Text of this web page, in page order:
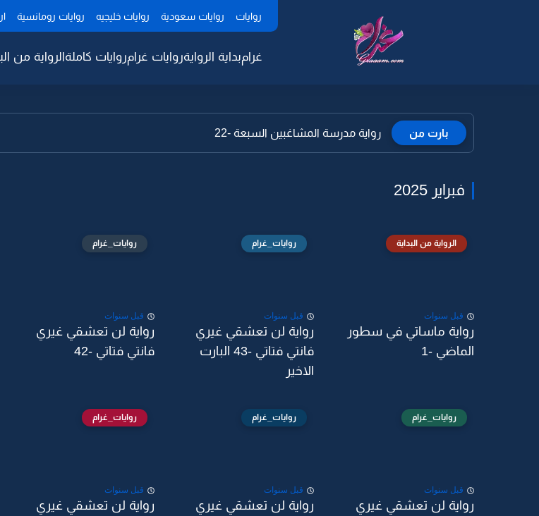
روايات روايات سعودية روايات خليجيه روايات رومانسية
غرامبداية الروايةروايات غرامروايات كاملةالرواية من
بارت من رواية مدرسة المشاغبين السبعة -22
فبراير 2025
الرواية من البداية
قبل سنوات
رواية ماساتي في سطور
الماضي -1
روايات_غرام
قبل سنوات
رواية لن تعشقي غيري
فانتي فتاتي -43 البارت
الاخير
روايات_غرام
قبل سنوات
رواية لن تعشقي غيري
فانتي فتاتي -42
روايات_غرام
قبل سنوات
رواية لن تعشقي غيري
روايات_غرام
قبل سنوات
رواية لن تعشقي غيري
روايات_غرام
قبل سنوات
رواية لن تعشقي غيري